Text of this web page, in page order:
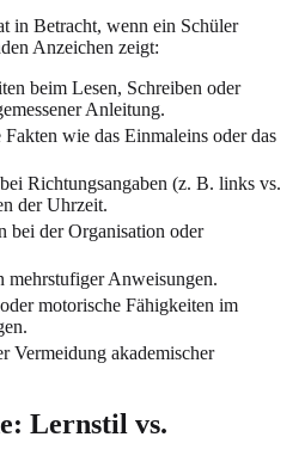
in Betracht, wenn ein Schüler
Anzeichen zeigt:
beim Lesen, Schreiben oder
Anleitung.
wie das Einmaleins oder das
Richtungsangaben (z. B. links vs.
der Uhrzeit.
bei der Organisation oder
mehrstufiger Anweisungen.
motorische Fähigkeiten im
Vermeidung akademischer
Lernstil vs.